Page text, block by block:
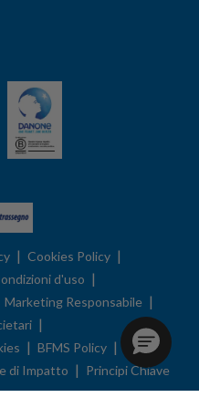
| Cookies Policy |
d'uso |
Marketing Responsabile |
|
| BFMS Policy |
di Impatto | Principi Chiave